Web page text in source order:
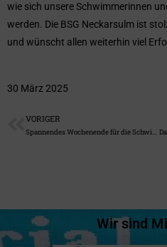
wie sich unsere Schwimmerinnen
werden. Die BSG Neckarsulm ist
und wünscht allen weiterhin viel
30 März 2025
VORIGER
Spannendes Wochenende für die Schwimmer der BSG Neckarsulm in Albstadt
Wir sind